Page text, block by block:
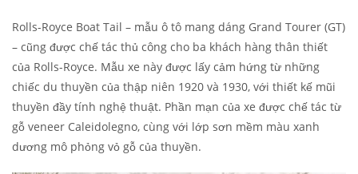
Rolls-Royce Boat Tail – mẫu ô tô mang dáng Grand Tourer (GT)
– cũng được chế tác thủ công cho ba khách hàng thân thiết
của Rolls-Royce. Mẫu xe này được lấy cảm hứng từ những
chiếc du thuyền của thập niên 1920 và 1930, với thiết kế mũi
thuyền đầy tính nghệ thuật. Phần mạn của xe được chế tác từ
gỗ veneer Caleidolegno, cùng với lớp sơn mềm màu xanh
dương mô phỏng vỏ gỗ của thuyền.